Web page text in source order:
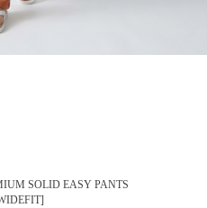
SOLID EASY PANTS